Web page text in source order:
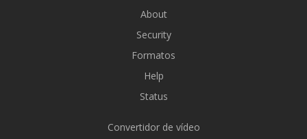
About
Security
Formatos
Help
Status
Convertidor de vídeo